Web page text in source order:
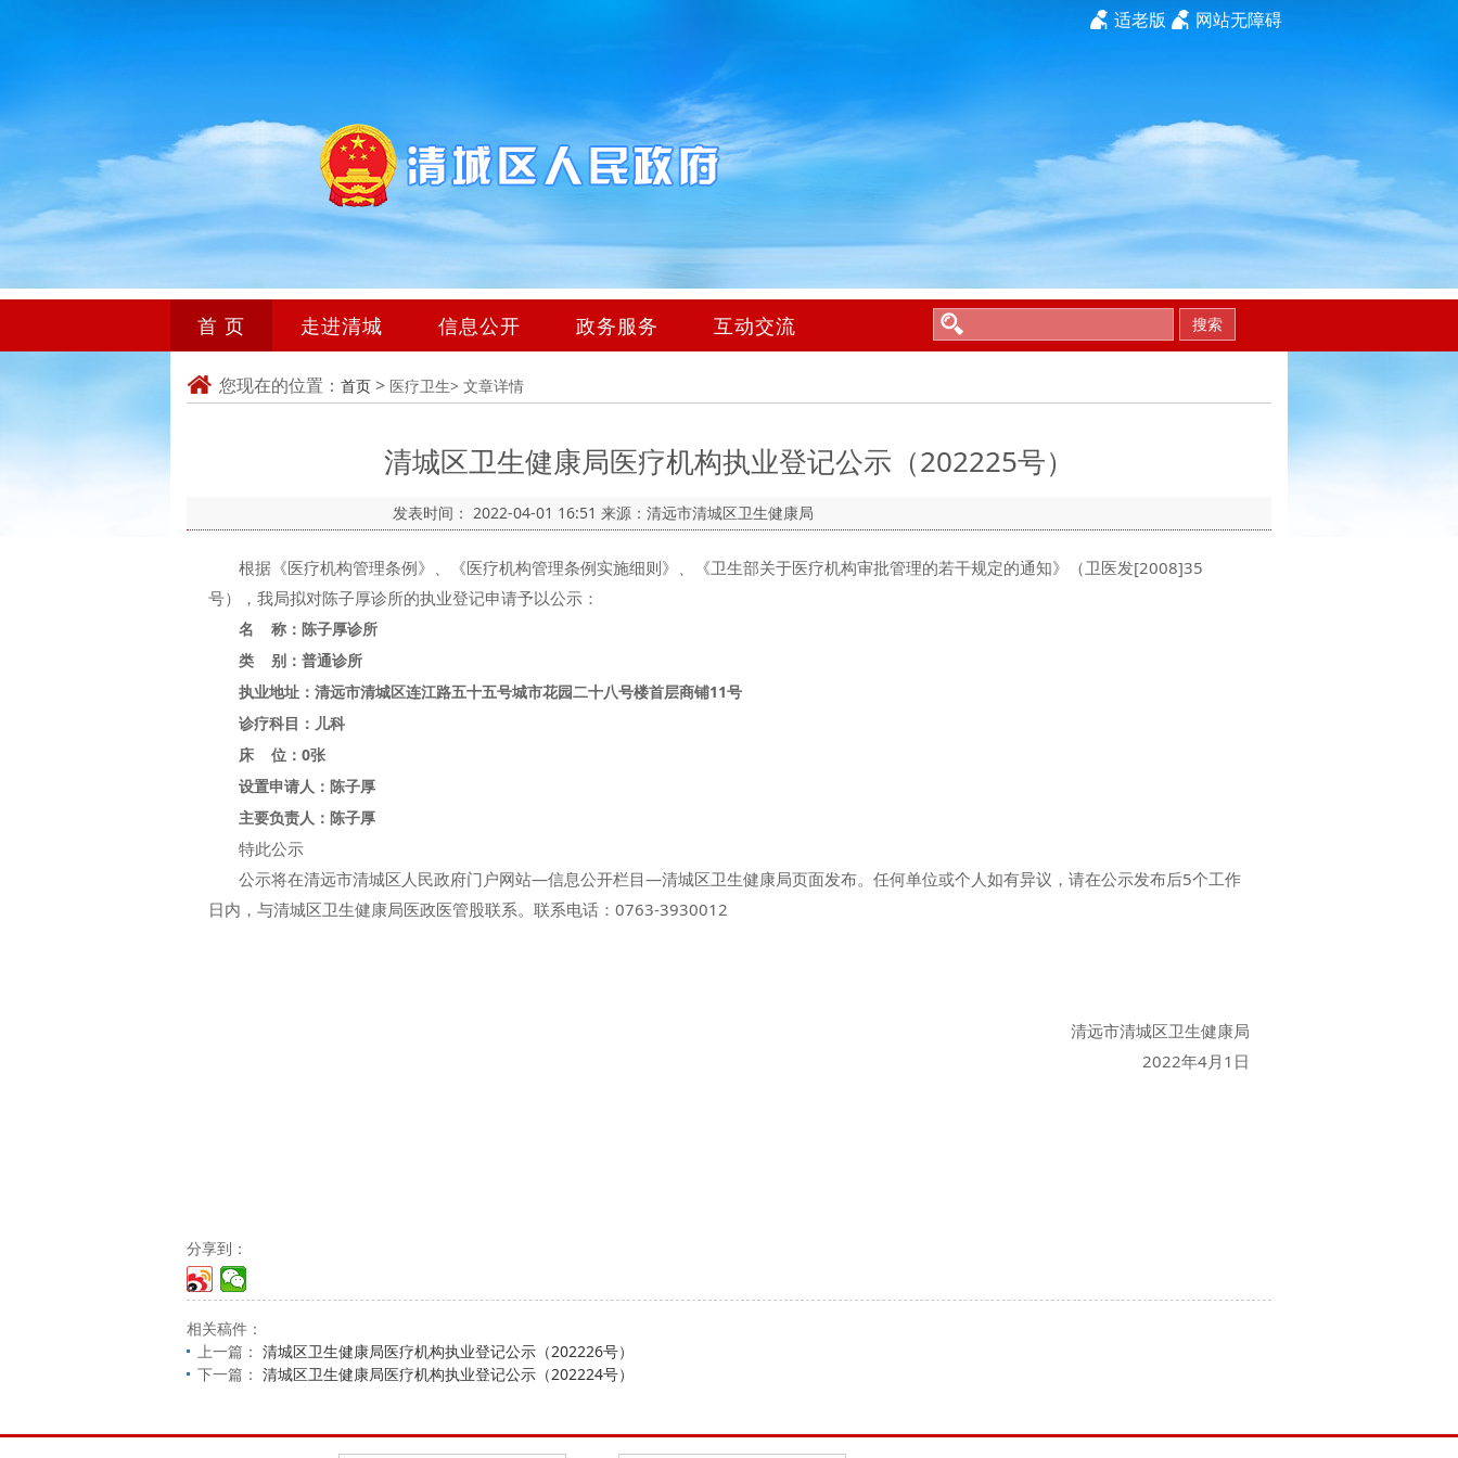
网站无障碍
适老版
首 页 走进清城 信息公开 政务服务 互动交流 搜索
您现在的位置： 首页 > 医疗卫生> 文章详情
清城区卫生健康局医疗机构执业登记公示（202225号）
发表时间： 2022-04-01 16:51 来源：清远市清城区卫生健康局
根据《医疗机构管理条例》、《医疗机构管理条例实施细则》、《卫生部关于医疗机构审批管理的若干规定的通知》（卫医发[2008]35
号），我局拟对陈子厚诊所的执业登记申请予以公示：
名 称：陈子厚诊所
类 别：普通诊所
执业地址：清远市清城区连江路五十五号城市花园二十八号楼首层商铺11号
诊疗科目：儿科
床 位：0张
设置申请人：陈子厚
主要负责人：陈子厚
特此公示
公示将在清远市清城区人民政府门户网站—信息公开栏目—清城区卫生健康局页面发布。任何单位或个人如有异议，请在公示发布后5个工作
日内，与清城区卫生健康局医政医管股联系。联系电话：0763-3930012
清远市清城区卫生健康局
2022年4月1日
分享到：
相关稿件：
上一篇： 清城区卫生健康局医疗机构执业登记公示（202226号）
下一篇： 清城区卫生健康局医疗机构执业登记公示（202224号）